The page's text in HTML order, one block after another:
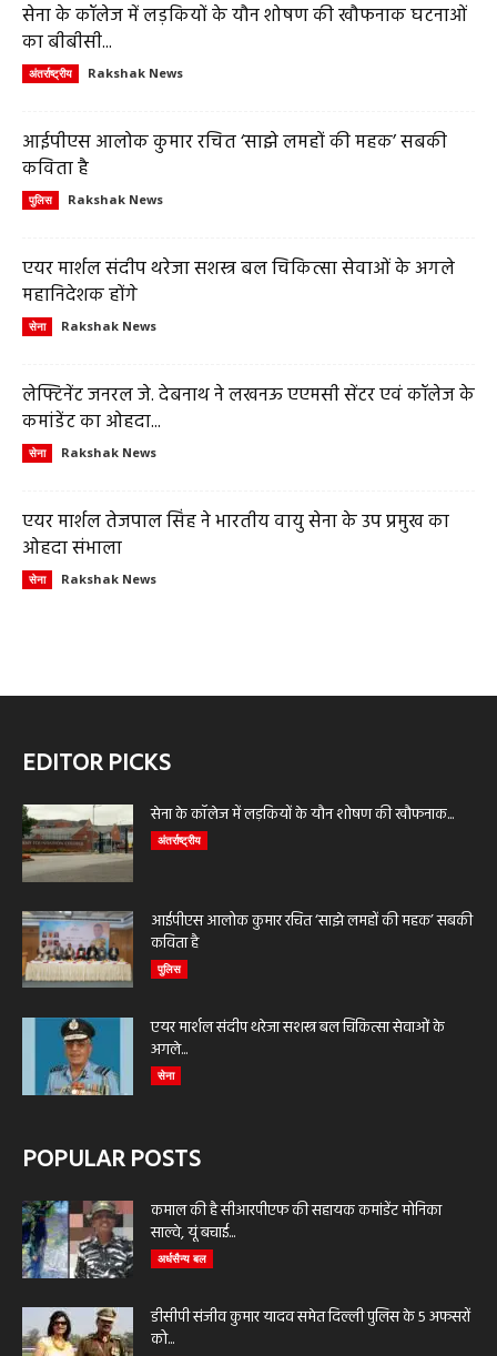
सेना के कॉलेज में लड़कियों के यौन शोषण की खौफनाक घटनाओं
का बीबीसी...
अंतर्राष्ट्रीय Rakshak News
आईपीएस आलोक कुमार रचित ‘साझे लमहों की महक’ सबकी
कविता है
पुलिस Rakshak News
एयर मार्शल संदीप थरेजा सशस्त्र बल चिकित्सा सेवाओं के अगले
महानिदेशक होंगे
सेना Rakshak News
लेफ्टिनेंट जनरल जे. देबनाथ ने लखनऊ एएमसी सेंटर एवं कॉलेज के
कमांडेंट का ओहदा...
सेना Rakshak News
एयर मार्शल तेजपाल सिंह ने भारतीय वायु सेना के उप प्रमुख का
ओहदा संभाला
सेना Rakshak News
EDITOR PICKS
सेना के कॉलेज में लड़कियों के यौन शोषण की खौफनाक...
अंतर्राष्ट्रीय
आईपीएस आलोक कुमार रचित ‘साझे लमहों की महक’ सबकी
कविता है
पुलिस
एयर मार्शल संदीप थरेजा सशस्त्र बल चिकित्सा सेवाओं के
अगले...
सेना
POPULAR POSTS
कमाल की है सीआरपीएफ की सहायक कमांडेंट मोनिका
साल्वे, यूं बचाई...
अर्धसैन्य बल
डीसीपी संजीव कुमार यादव समेत दिल्ली पुलिस के 5 अफसरों
को...